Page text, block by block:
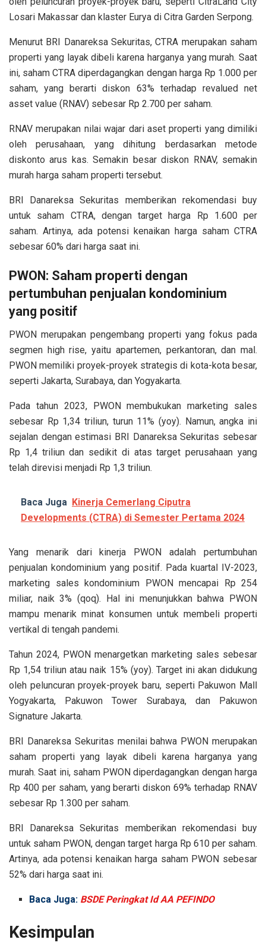
Losari Makassar dan klaster Eurya di Citra Garden Serpong.
Menurut BRI Danareksa Sekuritas, CTRA merupakan saham
properti yang layak dibeli karena harganya yang murah. Saat
ini, saham CTRA diperdagangkan dengan harga Rp 1.000 per
saham, yang berarti diskon 63% terhadap revalued net
asset value (RNAV) sebesar Rp 2.700 per saham.
RNAV merupakan nilai wajar dari aset properti yang dimiliki
oleh perusahaan, yang dihitung berdasarkan metode
diskonto arus kas. Semakin besar diskon RNAV, semakin
murah harga saham properti tersebut.
BRI Danareksa Sekuritas memberikan rekomendasi buy
untuk saham CTRA, dengan target harga Rp 1.600 per
saham. Artinya, ada potensi kenaikan harga saham CTRA
sebesar 60% dari harga saat ini.
PWON: Saham properti dengan
pertumbuhan penjualan kondominium
yang positif
PWON merupakan pengembang properti yang fokus pada
segmen high rise, yaitu apartemen, perkantoran, dan mal.
PWON memiliki proyek-proyek strategis di kota-kota besar,
seperti Jakarta, Surabaya, dan Yogyakarta.
Pada tahun 2023, PWON membukukan marketing sales
sebesar Rp 1,34 triliun, turun 11% (yoy). Namun, angka ini
sejalan dengan estimasi BRI Danareksa Sekuritas sebesar
Rp 1,4 triliun dan sedikit di atas target perusahaan yang
telah direvisi menjadi Rp 1,3 triliun.
Baca Juga Kinerja Cemerlang Ciputra
Developments (CTRA) di Semester Pertama 2024
Yang menarik dari kinerja PWON adalah pertumbuhan
penjualan kondominium yang positif. Pada kuartal IV-2023,
marketing sales kondominium PWON mencapai Rp 254
miliar, naik 3% (qoq). Hal ini menunjukkan bahwa PWON
mampu menarik minat konsumen untuk membeli properti
vertikal di tengah pandemi.
Tahun 2024, PWON menargetkan marketing sales sebesar
Rp 1,54 triliun atau naik 15% (yoy). Target ini akan didukung
oleh peluncuran proyek-proyek baru, seperti Pakuwon Mall
Yogyakarta, Pakuwon Tower Surabaya, dan Pakuwon
Signature Jakarta.
BRI Danareksa Sekuritas menilai bahwa PWON merupakan
saham properti yang layak dibeli karena harganya yang
murah. Saat ini, saham PWON diperdagangkan dengan harga
Rp 400 per saham, yang berarti diskon 69% terhadap RNAV
sebesar Rp 1.300 per saham.
BRI Danareksa Sekuritas memberikan rekomendasi buy
untuk saham PWON, dengan target harga Rp 610 per saham.
Artinya, ada potensi kenaikan harga saham PWON sebesar
52% dari harga saat ini.
Baca Juga: BSDE Peringkat Id AA PEFINDO
Kesimpulan